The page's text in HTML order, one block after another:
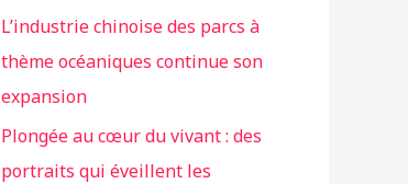
L’industrie chinoise des parcs à
thème océaniques continue son
expansion
Plongée au cœur du vivant : des
portraits qui éveillent les